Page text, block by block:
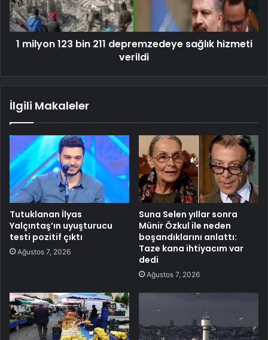
1 milyon 123 bin 211 depremzedeye sağlık hizmeti
verildi
İlgili Makaleler
Tutuklanan İlyas
Yalçıntaş’ın uyuşturucu
testi pozitif çıktı
Ağustos 7, 2026
Suna Selen yıllar sonra
Münir Özkul ile neden
boşandıklarını anlattı:
Taze kana ihtiyacım var
dedi
Ağustos 7, 2026